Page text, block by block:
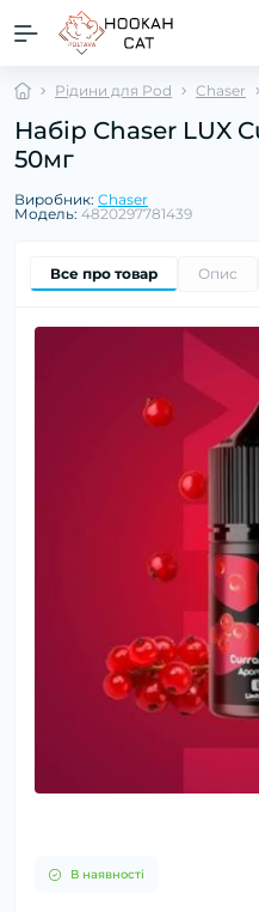
Рідини для Pod Chaser
Набір Chaser LUX
50мг
Виробник: Chaser
Модель: 4820297781439
Все про товар Опис
В наявності